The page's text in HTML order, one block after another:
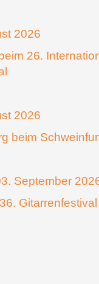
2026
26.
2026
beim
September
Gitarrenfestival